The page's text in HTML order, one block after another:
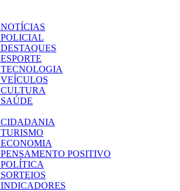
NOTÍCIAS
POLICIAL
DESTAQUES
ESPORTE
TECNOLOGIA
VEÍCULOS
CULTURA
SAÚDE
CIDADANIA
TURISMO
ECONOMIA
PENSAMENTO POSITIVO
POLÍTICA
SORTEIOS
INDICADORES